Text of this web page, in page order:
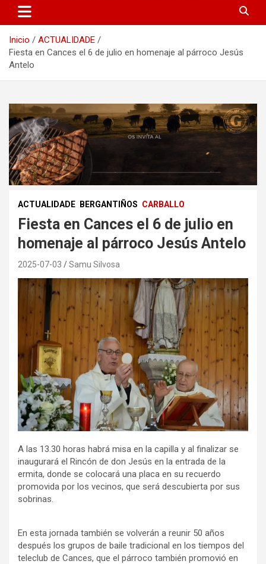
Inicio
ACTUALIDADE
Fiesta en Cances el 6 de julio en homenaje al párroco Jesús
Antelo
ACTUALIDADE BERGANTIÑOS CARBALLO
Fiesta en Cances el 6 de julio en
homenaje al párroco Jesús Antelo
2025-07-03 Samu Silvosa
A las 13.30 horas habrá misa en la capilla y al finalizar se
inaugurará el Rincón de don Jesús en la entrada de la
ermita, donde se colocará una placa en su recuerdo
promovida por los vecinos, que será descubierta por sus
sobrinas.
En esta jornada también se volverán a reunir 50 años
después los grupos de baile tradicional en los tiempos del
teleclub de Cances, que el párroco también promovió en